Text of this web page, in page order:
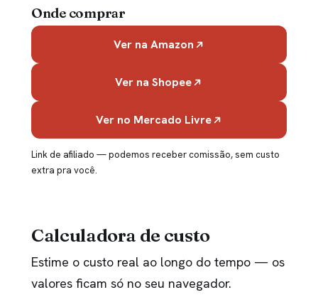
Onde comprar
Ver na Amazon
Ver na Shopee
Ver no Mercado Livre
Link de afiliado — podemos receber comissão, sem custo
extra pra você.
Calculadora de custo
Estime o custo real ao longo do tempo — os
valores ficam só no seu navegador.